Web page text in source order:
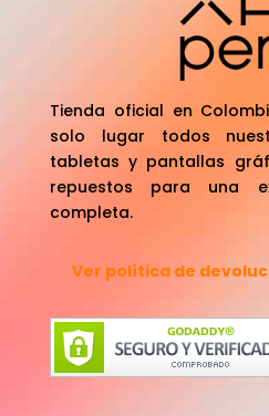
Tienda oficial en
solo lugar todos
tabletas y pantallas
repuestos para una
completa.
Ver política de